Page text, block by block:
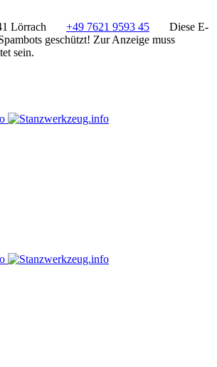
Lörrach +49 7621 9593 45
Diese E-
geschützt! Zur Anzeige muss
sein.